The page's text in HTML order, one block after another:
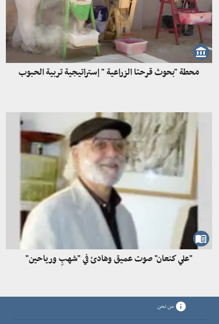
محطة "بحوث قرحتا الزراعية " إستراتيجية تربية الحبوب
"علي كنعان" صوت عميق وهادئ في "شهبٍ ورياحين"
من نحن